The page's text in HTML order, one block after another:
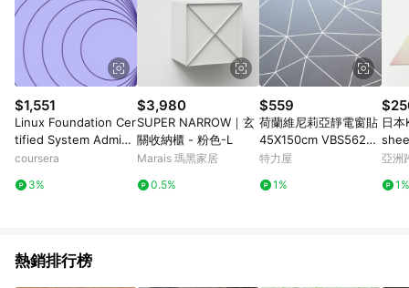
顏色、價位、贈品如與 Pinkoi 商品資訊頁及購物車不符，以
Pinkoi 購物商品資訊頁及購物車標示為準。 10. 點數紅包使用規
則請以點數紅包活動說明為準。 11. 若於 LINE 購物前往 Pinkoi
頁面後才首次下載 Pinkoi APP 並完成訂單，不符合導購資格；承
上，首次下載 Pinkoi APP 後，需透過 LINE 購物前往 Pinkoi 頁
面，方享導購資格。
$1,551
Linux Foundation Cer
tified System Admini
strator (LFCS): Unit 3
coursera
3%
$3,980
SUPER NARROW｜玄
關收納櫃 - 粉色-L
Marais 瑪黑家居
0.5%
$559
荷蘭維尼莉亞靜電窗貼
45X150cm VBS56227
多邊形
特力屋
1%
日
漸層
亞洲
1%
熱銷排行榜